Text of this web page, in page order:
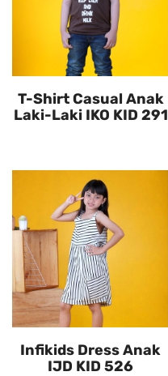
T-Shirt Casual Anak
Laki-Laki IKO KID 291
Infikids Dress Anak
IJD KID 526